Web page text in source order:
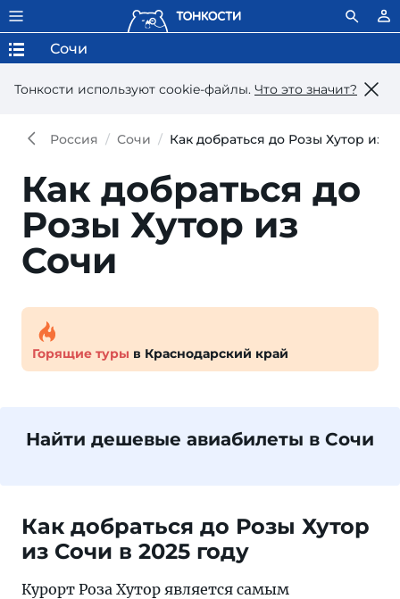
Тонкости используют сookie-файлы. Что это значит?
Сочи
Россия Сочи Как добраться до Розы Хутор из
Как добраться до
Розы Хутор из
Сочи
Горящие туры в Краснодарский край
Найти дешевые авиабилеты в Сочи
Как добраться до Розы Хутор
из Сочи в 2025 году
Курорт Роза Хутор является самым